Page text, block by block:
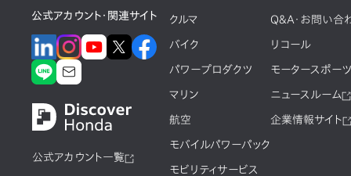
公式アカウント・関連サイト
公式アカウント一覧
クルマ
バイク
パワープロダクツ
マリン
航空
モバイルパワーパック
モビリティサービス
Q&A・お問い合
リコール
モータースポーツ
ニュースルーム
企業情報サイト